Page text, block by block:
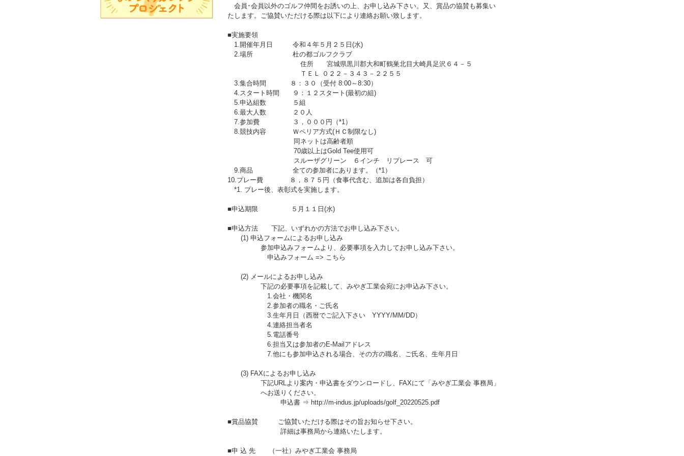
会員･会員以外のゴルフ仲間をお誘いの上、お申し込み下さい。又、賞品の協賛も募集い
たします。ご協賛いただける際は以下により連絡お願い致します。
■実施要領
1.開催年月日 令和４年５月２５日(水)
2.場所 杜の都ゴルフクラブ
住所 宮城県黒川郡大和町鶴巣北目大崎具足沢６４－５
ＴＥＬ ０２２－３４３－２２５５
3.集合時間 ８：３０（受付 8:00～8:30）
4.スタート時間 ９：１２スタート(最初の組)
5.申込組数 ５組
6.最大人数 ２０人
7.参加費 ３，０００円（*1）
8.競技内容 Ｗペリア方式(ＨＣ制限なし)
同ネットは高齢者順
70歳以上はGold Tee使用可
スルーザグリーン ６インチ リプレース 可
9.商品 全ての参加者にあります。（*1）
10.プレー費 ８，８７５円（食事代含む、追加は各自負担）
*1. プレー後、表彰式を実施します。
■申込期限 ５月１１日(水)
■申込方法 下記、いずれかの方法でお申し込み下さい。
(1) 申込フォームによるお申し込み
参加申込みフォームより、必要事項を入力してお申し込み下さい。
申込みフォーム => こちら
(2) メールによるお申し込み
下記の必要事項を記載して、みやぎ工業会宛にお申込み下さい。
1.会社・機関名
2.参加者の職名・ご氏名
3.生年月日（西暦でご記入下さい YYYY/MM/DD）
4.連絡担当者名
5.電話番号
6.担当又は参加者のE-Mailアドレス
7.他にも参加申込される場合、その方の職名、ご氏名、生年月日
(3) FAXによるお申し込み
下記URLより案内・申込書をダウンロードし、FAXにて「みやぎ工業会 事務局」
へお送りください。
申込書 ⇒ http://m-indus.jp/uploads/golf_20220525.pdf
■賞品協賛 ご協賛いただける際はその旨お知らせ下さい。
詳細は事務局から連絡いたします。
■申 込 先 （一社）みやぎ工業会 事務局